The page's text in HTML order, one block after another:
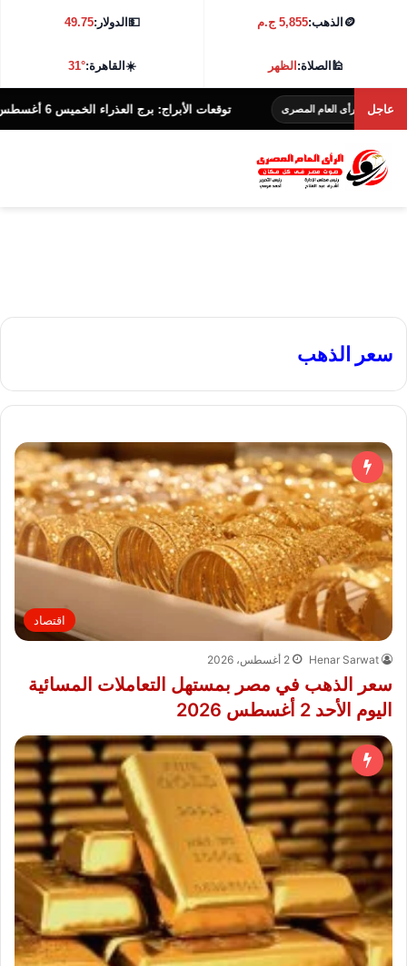
🪙 الذهب:5,855 ج.م 💵الدولار:49.75
🕌الصلاة:الظهر ☀️القاهرة:31°
عاجل
العام المصرى توقعات الأبراج: برج العذراء الخميس 6 أغسطس الرأى
سعر الذهب
اقتصاد
Henar Sarwat 2 أغسطس، 2026
سعر الذهب في مصر بمستهل التعاملات المسائية
اليوم الأحد 2 أغسطس 2026